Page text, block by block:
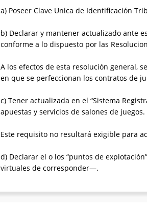
a) Poseer Clave Unica de Identificación
b) Declarar y mantener actualizado ante
conforme a lo dispuesto por las
A los efectos de esta resolución general,
en que se perfeccionan los contratos de
c) Tener actualizada en el “Sistema
apuestas y servicios de salones de juegos.
Este requisito no resultará exigible para
d) Declarar el o los “puntos de
virtuales de corresponder—.